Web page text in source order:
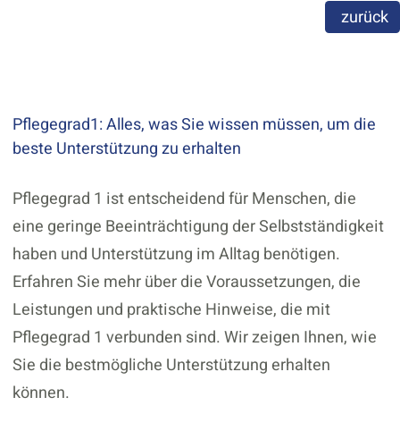
zurück
Pflegegrad1: Alles, was Sie wissen müssen, um die
beste Unterstützung zu erhalten
Pflegegrad 1 ist entscheidend für Menschen, die
eine geringe Beeinträchtigung der Selbstständigkeit
haben und Unterstützung im Alltag benötigen.
Erfahren Sie mehr über die Voraussetzungen, die
Leistungen und praktische Hinweise, die mit
Pflegegrad 1 verbunden sind. Wir zeigen Ihnen, wie
Sie die bestmögliche Unterstützung erhalten
können.